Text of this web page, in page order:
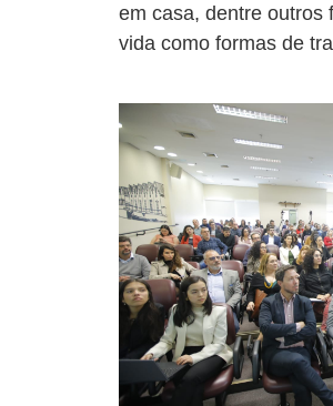
em casa, dentre outros
vida como formas de